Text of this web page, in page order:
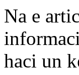
Na e
haci un